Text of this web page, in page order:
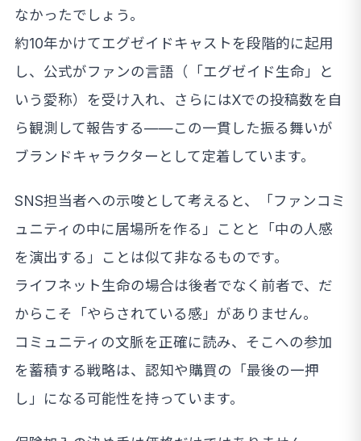
なかったでしょう。
約10年かけてエグゼイドキャストを段階的に起用
し、公式がファンの言語（「エグゼイド生命」と
いう愛称）を受け入れ、さらにはXでの投稿数を自
ら観測して報告する——この一貫した振る舞いが
ブランドキャラクターとして定着しています。
SNS担当者への示唆として考えると、「ファンコミ
ュニティの中に居場所を作る」ことと「中の人感
を演出する」ことは似て非なるものです。
ライフネット生命の場合は後者でなく前者で、だ
からこそ「やらされている感」がありません。
コミュニティの文脈を正確に読み、そこへの参加
を蓄積する戦略は、認知や購買の「最後の一押
し」になる可能性を持っています。